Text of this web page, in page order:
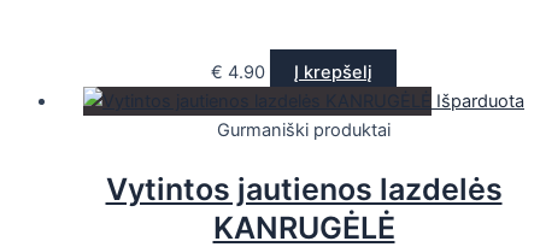
€ 4.90
Į krepšelį
Išparduota
Gurmaniški produktai
Vytintos jautienos lazdelės
KANRUGĖLĖ